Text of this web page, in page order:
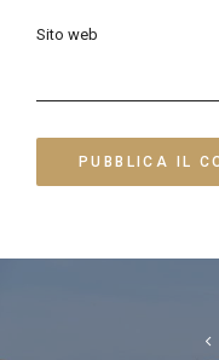
Sito web